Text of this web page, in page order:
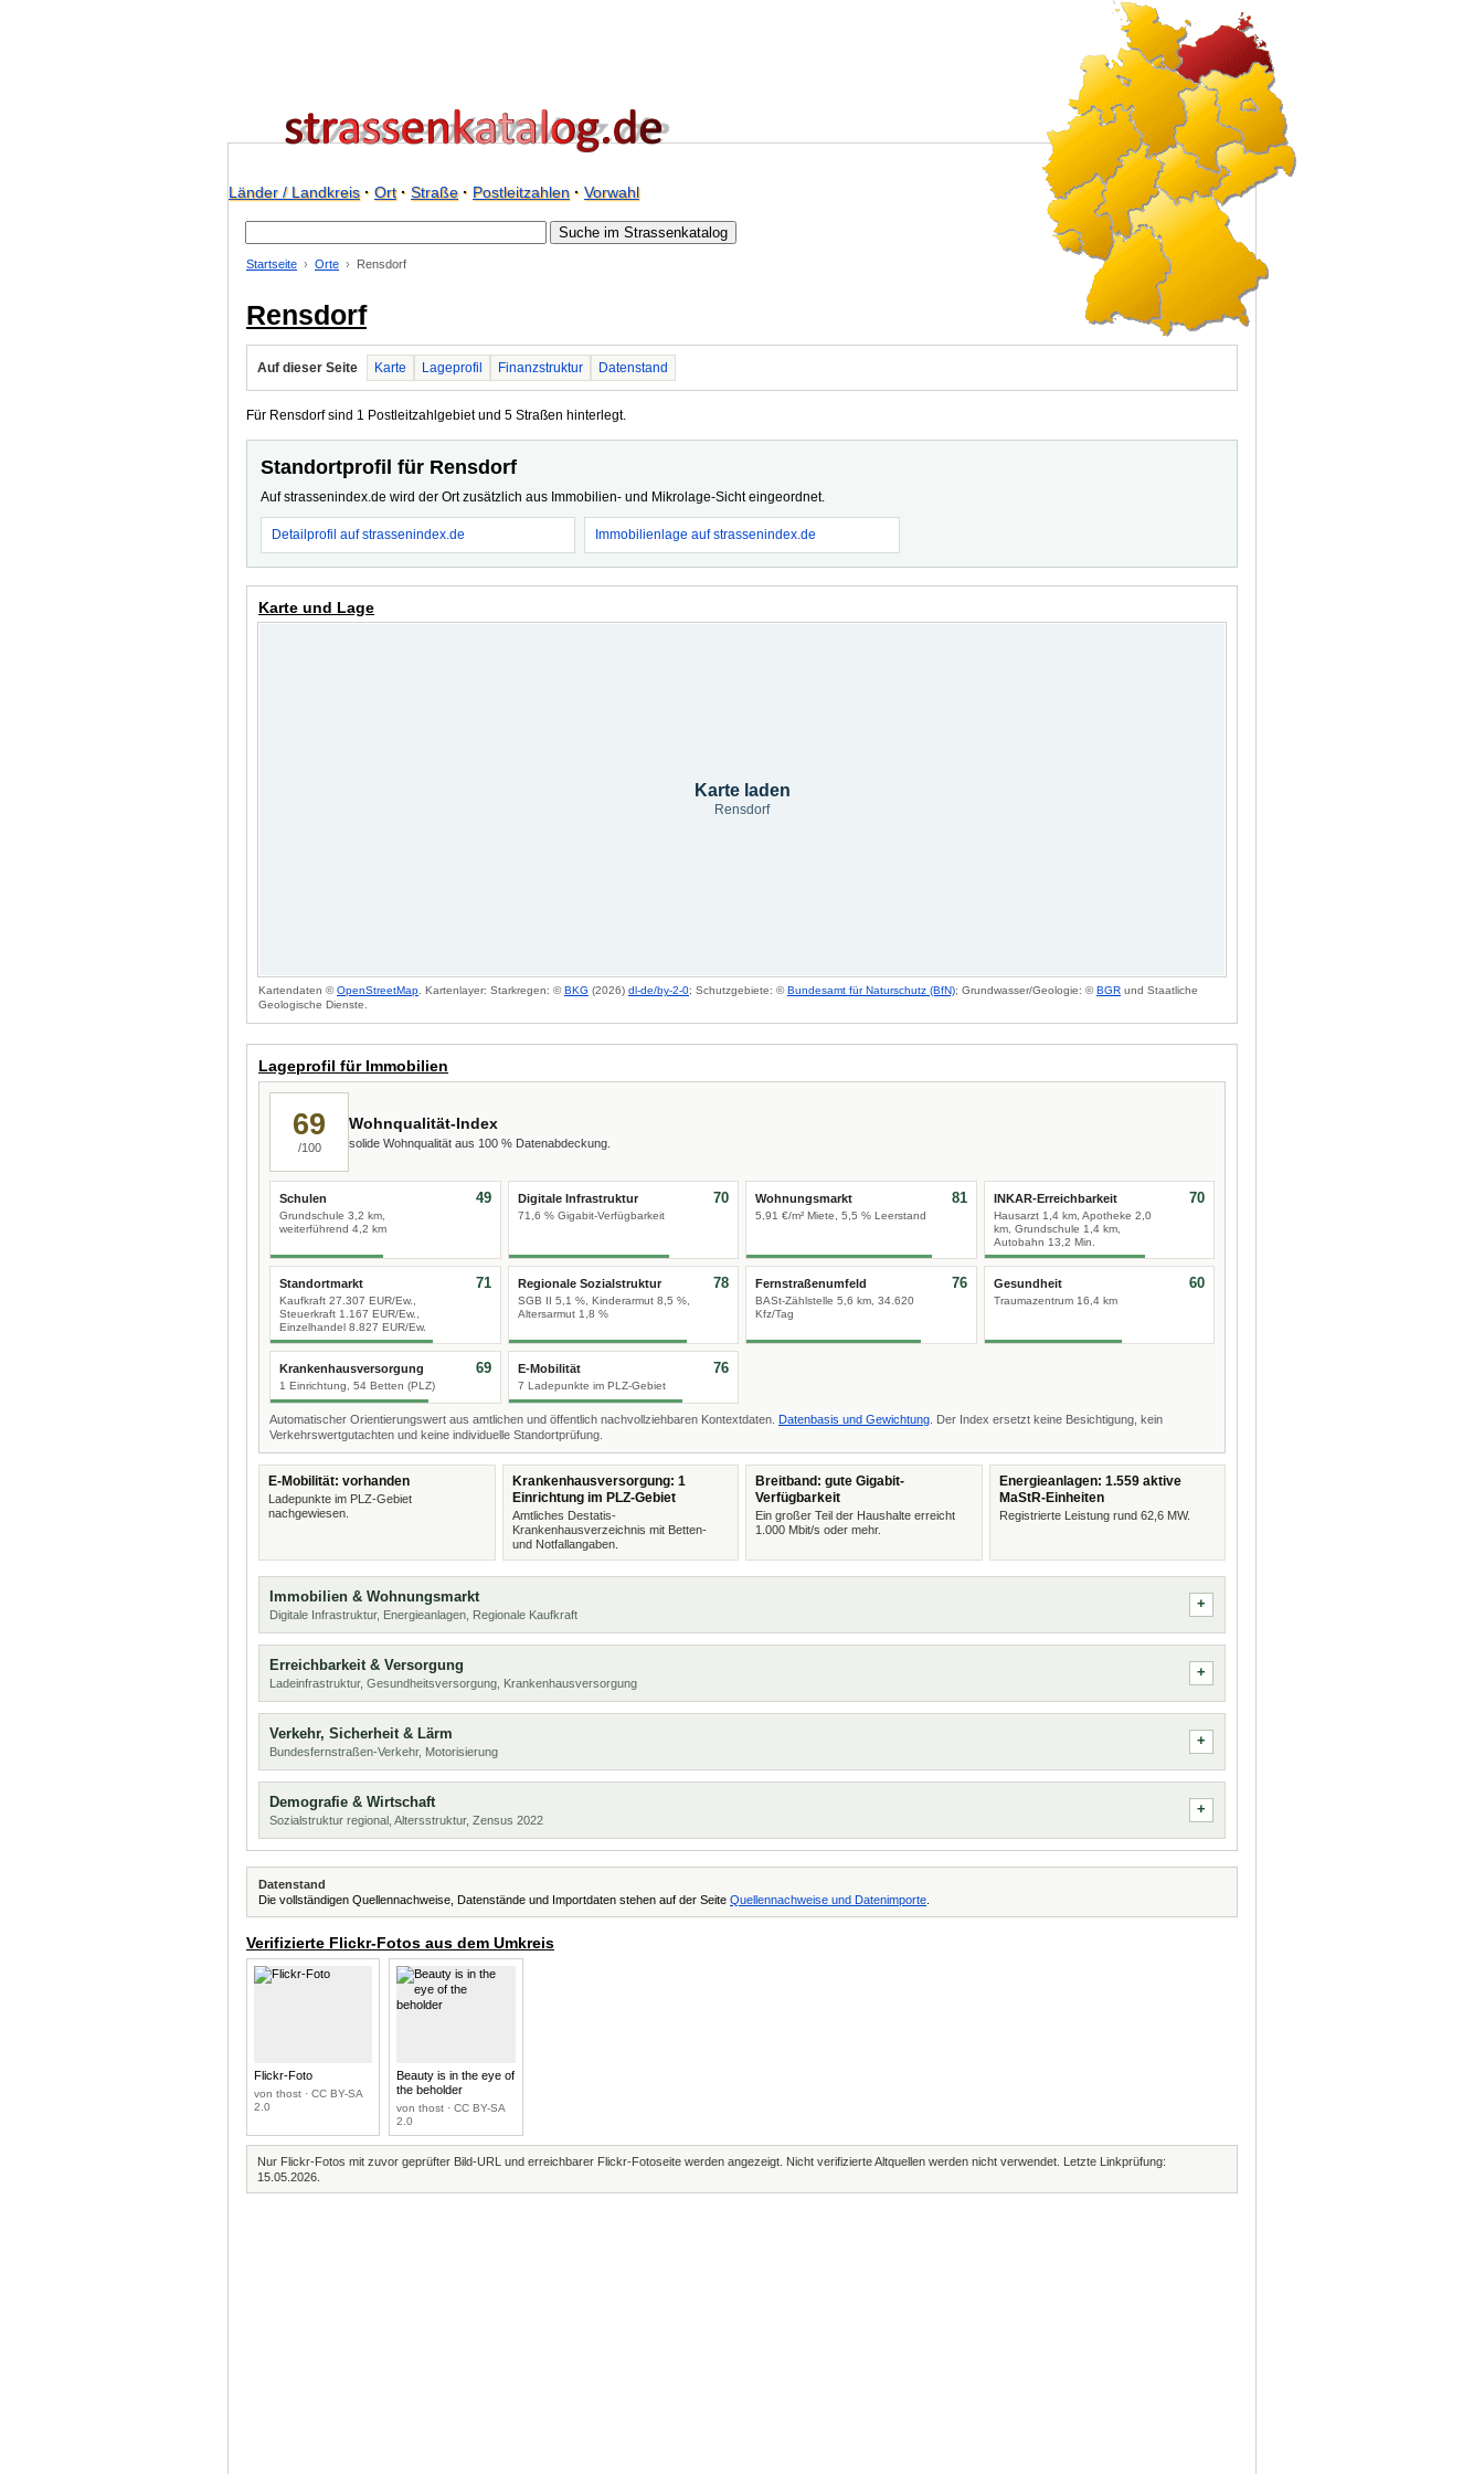
Länder / Landkreis· Ort· Straße· Postleitzahlen· Vorwahl
Startseite Orte Rensdorf
Rensdorf
Auf dieser Seite Karte Lageprofil Finanzstruktur Datenstand
Für Rensdorf sind 1 Postleitzahlgebiet und 5 Straßen hinterlegt.
Standortprofil für Rensdorf
Auf strassenindex.de wird der Ort zusätzlich aus Immobilien- und Mikrolage-Sicht eingeordnet.
Detailprofil auf strassenindex.de Immobilienlage auf strassenindex.de
Karte und Lage
Karte laden
Rensdorf
Kartendaten ©OpenStreetMap . Kartenlayer: Starkregen: ©BKG (2026) dl-de/by-2-0; Schutzgebiete: ©Bundesamt für Naturschutz (BfN); Grundwasser/Geologie: ©BGR und Staatliche
Geologische Dienste.
Lageprofil für Immobilien
69
/100
Wohnqualität-Index
solide Wohnqualität aus 100 % Datenabdeckung.
Schulen
Grundschule 3,2 km,
weiterführend 4,2 km
49 Digitale Infrastruktur
71,6 % Gigabit-Verfügbarkeit
70 Wohnungsmarkt
5,91 €/m² Miete, 5,5 % Leerstand
81 INKAR-Erreichbarkeit
Hausarzt 1,4 km, Apotheke 2,0
km, Grundschule 1,4 km,
Autobahn 13,2 Min.
70
Standortmarkt
Kaufkraft 27.307 EUR/Ew.,
Steuerkraft 1.167 EUR/Ew.,
Einzelhandel 8.827 EUR/Ew.
71 Regionale Sozialstruktur
SGB II 5,1 %, Kinderarmut 8,5 %,
Altersarmut 1,8 %
78 Fernstraßenumfeld
BASt-Zählstelle 5,6 km, 34.620
Kfz/Tag
76 Gesundheit
Traumazentrum 16,4 km
60
Krankenhausversorgung
1 Einrichtung, 54 Betten (PLZ)
69 E-Mobilität
7 Ladepunkte im PLZ-Gebiet
76
Automatischer Orientierungswert aus amtlichen und öffentlich nachvollziehbaren Kontextdaten. Datenbasis und Gewichtung . Der Index ersetzt keine Besichtigung, kein
Verkehrswertgutachten und keine individuelle Standortprüfung.
E-Mobilität: vorhanden
Ladepunkte im PLZ-Gebiet
nachgewiesen.
Krankenhausversorgung: 1
Einrichtung im PLZ-Gebiet
Amtliches Destatis-
Krankenhausverzeichnis mit Betten-
und Notfallangaben.
Breitband: gute Gigabit-
Verfügbarkeit
Ein großer Teil der Haushalte erreicht
1.000 Mbit/s oder mehr.
Energieanlagen: 1.559 aktive
MaStR-Einheiten
Registrierte Leistung rund 62,6 MW.
Immobilien & Wohnungsmarkt
Digitale Infrastruktur, Energieanlagen, Regionale Kaufkraft
Erreichbarkeit & Versorgung
Ladeinfrastruktur, Gesundheitsversorgung, Krankenhausversorgung
Verkehr, Sicherheit & Lärm
Bundesfernstraßen-Verkehr, Motorisierung
Demografie & Wirtschaft
Sozialstruktur regional, Altersstruktur, Zensus 2022
Datenstand
Die vollständigen Quellennachweise, Datenstände und Importdaten stehen auf der Seite Quellennachweise und Datenimporte
Verifizierte Flickr-Fotos aus dem Umkreis
Flickr-Foto
von thost · CC BY-SA
2.0
Beauty is in the eye of
the beholder
von thost · CC BY-SA
2.0
Nur Flickr-Fotos mit zuvor geprüfter Bild-URL und erreichbarer Flickr-Fotoseite werden angezeigt. Nicht verifizierte Altquellen werden nicht verwendet. Letzte Linkprüfung:
15.05.2026.